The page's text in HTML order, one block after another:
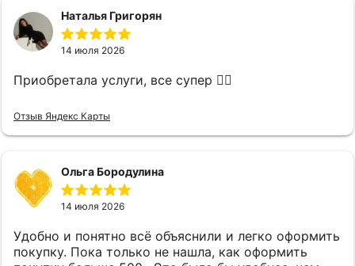
Наталья Григорян
14 июля 2026
Приобретала услуги, все супер 👌🏻
Отзыв Яндекс Карты
Ольга Бородулина
14 июля 2026
Удобно и понятно всё объяснили и легко оформить
покупку. Пока только не нашла, как оформить